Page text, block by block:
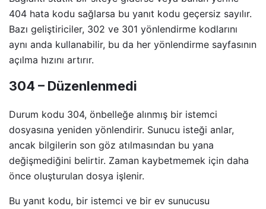
404 hata kodu sağlarsa bu yanıt kodu geçersiz sayılır.
Bazı geliştiriciler, 302 ve 301 yönlendirme kodlarını
aynı anda kullanabilir, bu da her yönlendirme sayfasının
açılma hızını artırır.
304 – Düzenlenmedi
Durum kodu 304, önbelleğe alınmış bir istemci
dosyasına yeniden yönlendirir. Sunucu isteği anlar,
ancak bilgilerin son göz atılmasından bu yana
değişmediğini belirtir. Zaman kaybetmemek için daha
önce oluşturulan dosya işlenir.
Bu yanıt kodu, bir istemci ve bir ev sunucusu